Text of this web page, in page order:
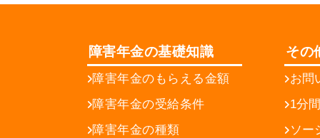
障害年金の基礎知識
障害年金のもらえる金額
障害年金の受給条件
障害年金の種類
その
お問
1分
ソー